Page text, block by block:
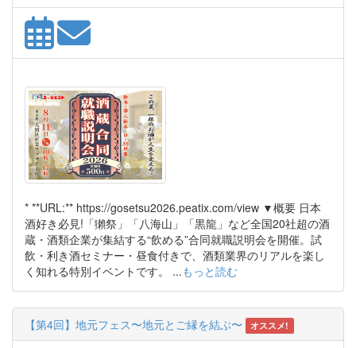
* **URL:** https://gosetsu2026.peatix.com/view ▼概要 日本
酒好き必見!「獺祭」「八海山」「黒龍」など全国20社超の酒
蔵・酒類企業が集結する“飲める”合同就職説明会を開催。試
飲・利き酒セミナー・昼食付きで、酒類業界のリアルを楽し
く知れる特別イベントです。 ...もっと読む
【第4回】地元フェス〜地元とご縁を結ぶ〜 オススメ!